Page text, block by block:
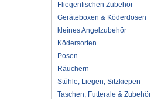
Fliegenfischen Zubehör
Geräteboxen & Köderdosen
kleines Angelzubehör
Ködersorten
Posen
Räuchern
Stühle, Liegen, Sitzkiepen
Taschen, Futterale & Zubehör